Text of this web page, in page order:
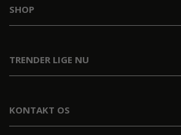
KONTAKT OS
TRENDER LIGE NU
SHOP